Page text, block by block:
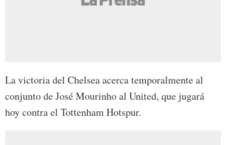
La victoria del Chelsea acerca temporalmente al
conjunto de José Mourinho al United, que jugará
hoy contra el Tottenham Hotspur.